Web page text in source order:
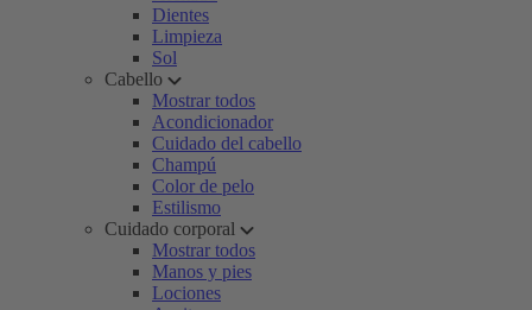
Dientes
Limpieza
Sol
Cabello
Mostrar todos
Acondicionador
Cuidado del cabello
Champú
Color de pelo
Estilismo
Cuidado corporal
Mostrar todos
Manos y pies
Lociones